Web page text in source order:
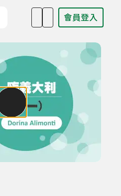
會員登入